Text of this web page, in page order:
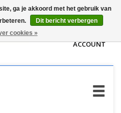
WINKELWAGEN
ACCOUNT
ga je akkoord met het gebruik van
Dit bericht verbergen
cookies »